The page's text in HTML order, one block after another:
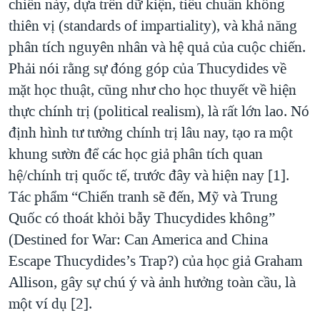
chiến này, dựa trên dữ kiện, tiêu chuẩn không
thiên vị (standards of impartiality), và khả năng
phân tích nguyên nhân và hệ quả của cuộc chiến.
Phải nói rằng sự đóng góp của Thucydides về
mặt học thuật, cũng như cho học thuyết về hiện
thực chính trị (political realism), là rất lớn lao. Nó
định hình tư tưởng chính trị lâu nay, tạo ra một
khung sườn để các học giả phân tích quan
hệ/chính trị quốc tế, trước đây và hiện nay [1].
Tác phẩm “Chiến tranh sẽ đến, Mỹ và Trung
Quốc có thoát khỏi bẫy Thucydides không”
(Destined for War: Can America and China
Escape Thucydides’s Trap?) của học giả Graham
Allison, gây sự chú ý và ảnh hưởng toàn cầu, là
một ví dụ [2].